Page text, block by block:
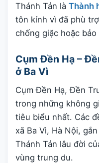
Thánh Tản là Thành
tôn kính vì đã phù
chống giặc hoặc bảo
Cụm Đền Hạ –
ở Ba Vì
Cụm Đền Hạ, Đền
trong những không
tiêu biểu nhất. Các
xã Ba Vì, Hà Nội,
Thánh Tản lâu đời
vùng trung du.